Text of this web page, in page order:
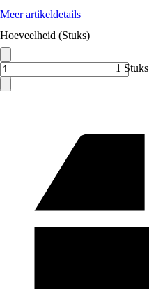
Meer artikeldetails
Hoeveelheid (Stuks)
1 Stuks